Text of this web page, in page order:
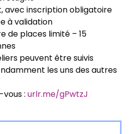
avec inscription obligatoire
à validation
de places limité – 15
peuvent être suivis
les uns des autres
: urlr.me/gPwtzJ